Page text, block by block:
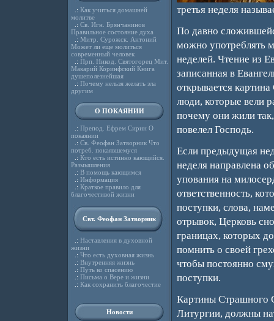
.: Как учиться домашней
молитве
.: Св. Игн. Брянчанинов
Правильное состояние духа
.: Митр. Сурожск. Антоний
Может ли еще молиться
современный человек
.: Прп. Никод. Святогорец Мит.
Макарий Коринфский Книга
душеполезнейшая
.: Почему нельзя желать зла
другим
О ПОКАЯНИИ
.: Препод. Ефрем Сирин О
покаянии
.: Св. Феофан Затворник Что
потреб. покаявшемуся
.: Кто есть истинно кающийся.
Размышления
.: В помощь кающимся
.: Информация
.: Краткое правило для
благочестивой жизни
Свт. Феофан Затворник
.: Наставления в духовной
жизни
.: Что есть духовная жизнь
.: Внутренняя жизнь
.: Путь ко спасению
.: Письма о Вере и жизни
.: Как сохранить благочестие
Новости
третья неделя
По давно
можно употреблять
неделей. Чтение из
записанная в
открывается
люди, которые вели
почему они жили
повелел Господь.
Если предыдущая
неделя направлена
упования на
ответственность,
поступки, слова,
отрывок, Церковь
границах, которых
помнить о своей
чтобы постоянно
поступки.
Картины Страшного
Литургии, должны